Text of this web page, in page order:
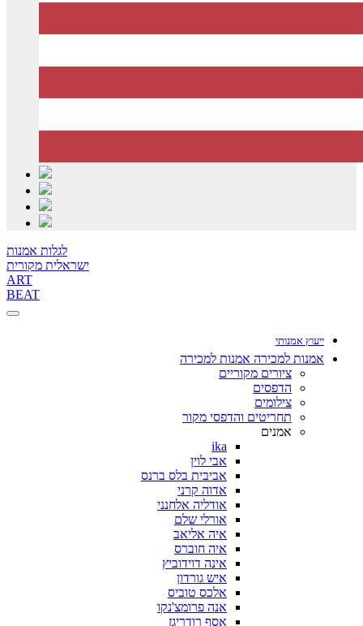
לגלות אמנות
ישראלית מקורית
ART
BEAT
ייעוץ אמנותי
אמנות למכירה אמנות למכירה
ציורים מקוריים
הדפסים
צילומים
תחריטים והדפסי מקור
אמנים
ika
אבי לוין
אביבית בלס ברנס
אדוה קרני
אודליה אלחנני
אורלי שלם
איה אליאב
איה חוברס
אינה דוידוביץ
איש גורדון
אלכס טוביס
אנה פרומצ'נקו
אסף רודריגז